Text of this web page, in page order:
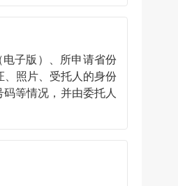
子版）、所申请省份
照片、受托人的身份
等情况，并由委托人